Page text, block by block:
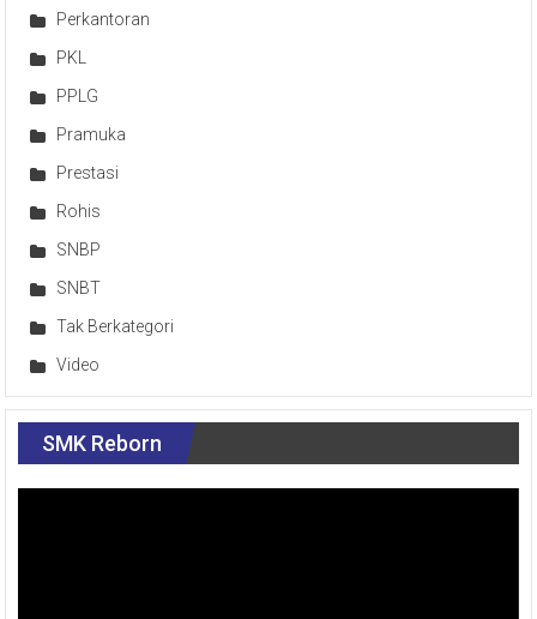
Perkantoran
PKL
PPLG
Pramuka
Prestasi
Rohis
SNBP
SNBT
Tak Berkategori
Video
SMK Reborn